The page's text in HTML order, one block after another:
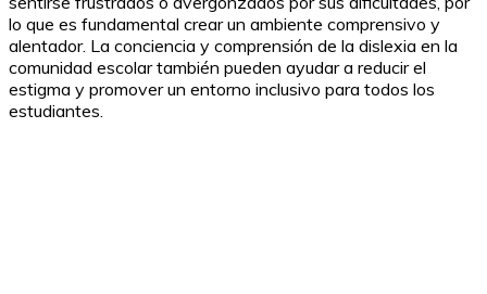
lo que es fundamental crear un ambiente comprensivo y
alentador. La conciencia y comprensión de la dislexia en la
comunidad escolar también pueden ayudar a reducir el
estigma y promover un entorno inclusivo para todos los
estudiantes.